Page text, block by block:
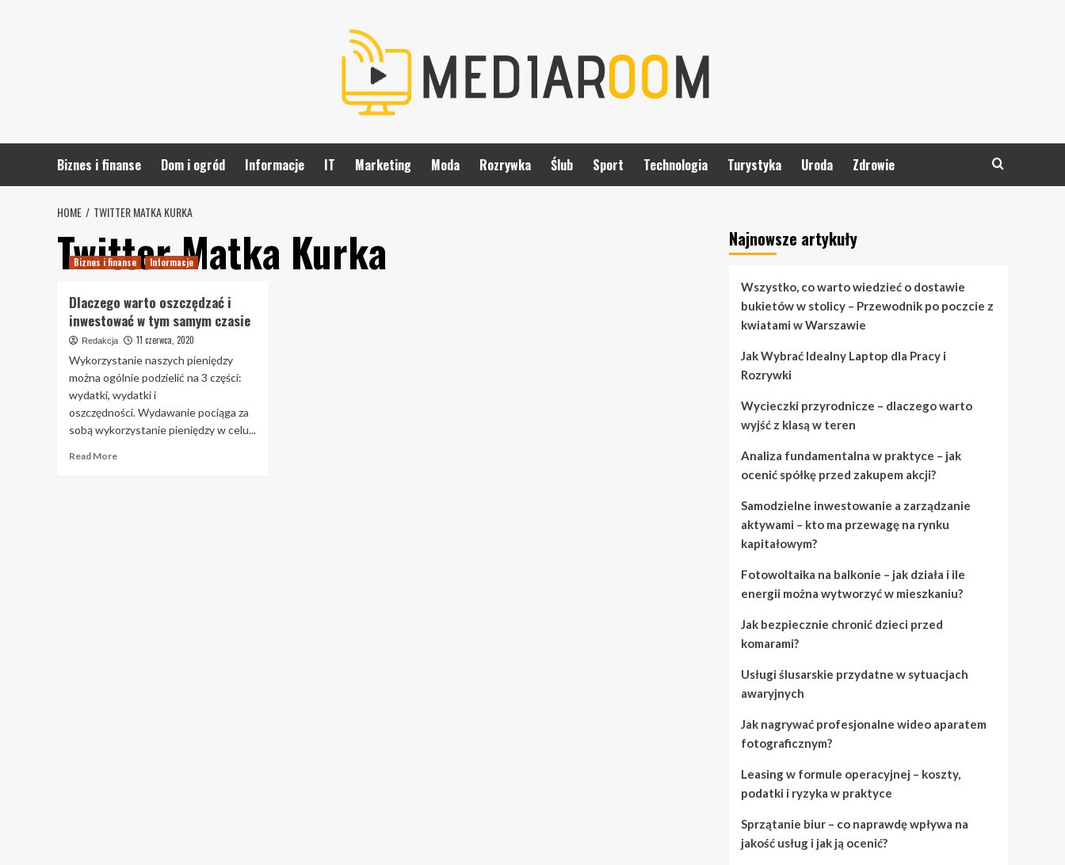
Biznes i finanse Dom i ogród Informacje IT Marketing Moda Rozrywka Ślub Sport Technologia Turystyka Uroda Zdrowie
HOME TWITTER MATKA KURKA
Twitter Matka Kurka
Biznes i finanse Informacje
Dlaczego warto oszczędzać i
inwestować w tym samym czasie
Redakcja 11 czerwca, 2020
Wykorzystanie naszych pieniędzy
można ogólnie podzielić na 3 części:
wydatki, wydatki i
oszczędności. Wydawanie pociąga za
sobą wykorzystanie pieniędzy w celu...
Read MoreRead
Najnowsze artykuły
Wszystko, co warto wiedzieć o dostawie
bukietów w stolicy – Przewodnik po poczcie z
kwiatami w Warszawie
Jak Wybrać Idealny Laptop dla Pracy i
Rozrywki
Wycieczki przyrodnicze – dlaczego warto
wyjść z klasą w teren
Analiza fundamentalna w praktyce – jak
ocenić spółkę przed zakupem akcji?
Samodzielne inwestowanie a zarządzanie
aktywami – kto ma przewagę na rynku
kapitałowym?
Fotowoltaika na balkonie – jak działa i ile
energii można wytworzyć w mieszkaniu?
Jak bezpiecznie chronić dzieci przed
komarami?
Usługi ślusarskie przydatne w sytuacjach
awaryjnych
Jak nagrywać profesjonalne wideo aparatem
fotograficznym?
Leasing w formule operacyjnej – koszty,
podatki i ryzyka w praktyce
Sprzątanie biur – co naprawdę wpływa na
jakość usług i jak ją ocenić?